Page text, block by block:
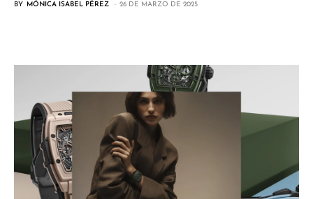
BY MÓNICA ISABEL PÉREZ 26 DE MARZO DE 2025